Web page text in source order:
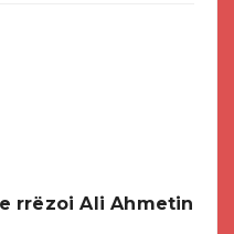
rrëzoi Ali Ahmetin